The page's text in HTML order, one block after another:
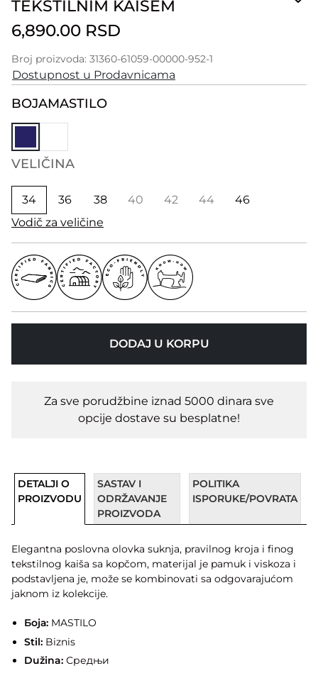
TEKSTILNIM KAIŠEM
6,890.00 RSD
Broj proizvoda: 31360-61059-00000-952-1
Dostupnost u Prodavnicama
BOJAMASTILO
VELIČINA
34 36 38 40 42 44
46
Vodič za veličine
DODAJ U KORPU
Za sve porudžbine iznad 5000 dinara sve
opcije dostave su besplatne!
DETALJI O
PROIZVODU
SASTAV I
ODRŽAVANJE
PROIZVODA
POLITIKA
ISPORUKE/POVRATA
Elegantna poslovna olovka suknja, pravilnog kroja i finog
tekstilnog kaiša sa kopčom, materijal je pamuk i viskoza i
podstavljena je, može se kombinovati sa odgovarajućom
jaknom iz kolekcije.
Боја:MASTILO
Stil:Biznis
Dužina:Средњи